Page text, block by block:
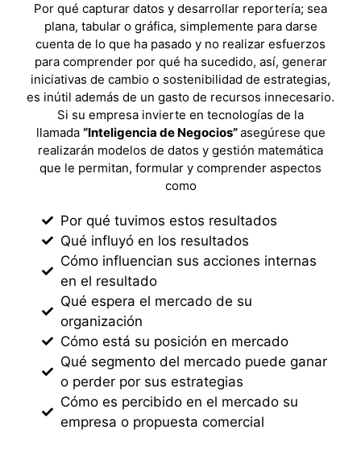
Por qué capturar datos y desarrollar reportería; sea
plana, tabular o gráfica, simplemente para darse
cuenta de lo que ha pasado y no realizar esfuerzos
para comprender por qué ha sucedido, así, generar
iniciativas de cambio o sostenibilidad de estrategias,
es inútil además de un gasto de recursos innecesario.
Si su empresa invierte en tecnologías de la
llamada “Inteligencia de Negocios”asegúrese que
realizarán modelos de datos y gestión matemática
que le permitan, formular y comprender aspectos
como
Por qué tuvimos estos resultados
Qué influyó en los resultados
Cómo influencian sus acciones internas
en el resultado
Qué espera el mercado de su
organización
Cómo está su posición en mercado
Qué segmento del mercado puede ganar
o perder por sus estrategias
Cómo es percibido en el mercado su
empresa o propuesta comercial